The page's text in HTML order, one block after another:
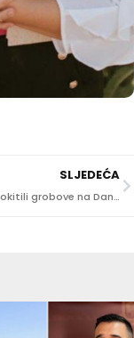
SLJEDEĆA
AKCIJA ‘SJETIMO SE’ Djeca i redovnice okitili grobove na Dančama i pomolili se za pokojne